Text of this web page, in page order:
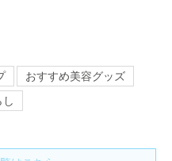
おすすめ美容グッズ